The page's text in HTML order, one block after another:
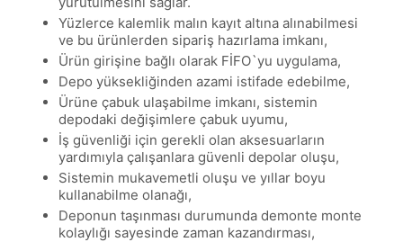
Yüzlerce kalemlik malın kayıt altına alınabilmesi
ve bu ürünlerden sipariş hazırlama imkanı,
Ürün girişine bağlı olarak FİFO`yu uygulama,
Depo yüksekliğinden azami istifade edebilme,
Ürüne çabuk ulaşabilme imkanı, sistemin
depodaki değişimlere çabuk uyumu,
İş güvenliği için gerekli olan aksesuarların
yardımıyla çalışanlara güvenli depolar oluşu,
Sistemin mukavemetli oluşu ve yıllar boyu
kullanabilme olanağı,
Deponun taşınması durumunda demonte monte
kolaylığı sayesinde zaman kazandırması,